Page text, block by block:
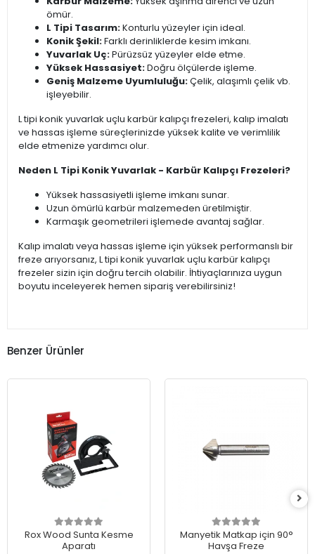
ömür.
L Tipi Tasarım:Konturlu yüzeyler için ideal.
Konik Şekil:Farklı derinliklerde kesim imkanı.
Yuvarlak Uç:Pürüzsüz yüzeyler elde etme.
Yüksek Hassasiyet:Doğru ölçülerde işleme.
Geniş Malzeme Uyumluluğu:Çelik, alaşımlı çelik vb.
işleyebilir.
L tipi konik yuvarlak uçlu karbür kalıpçı frezeleri, kalıp imalatı
ve hassas işleme süreçlerinizde yüksek kalite ve verimlilik
elde etmenize yardımcı olur.
Neden L Tipi Konik Yuvarlak - Karbür Kalıpçı Frezeleri?
Yüksek hassasiyetli işleme imkanı sunar.
Uzun ömürlü karbür malzemeden üretilmiştir.
Karmaşık geometrileri işlemede avantaj sağlar.
Kalıp imalatı veya hassas işleme için yüksek performanslı bir
freze arıyorsanız, L tipi konik yuvarlak uçlu karbür kalıpçı
frezeler sizin için doğru tercih olabilir. İhtiyaçlarınıza uygun
boyutu inceleyerek hemen sipariş verebilirsiniz!
Benzer Ürünler
Rox Wood Sunta Kesme
Aparatı
Manyetik Matkap için 90°
Havşa Freze